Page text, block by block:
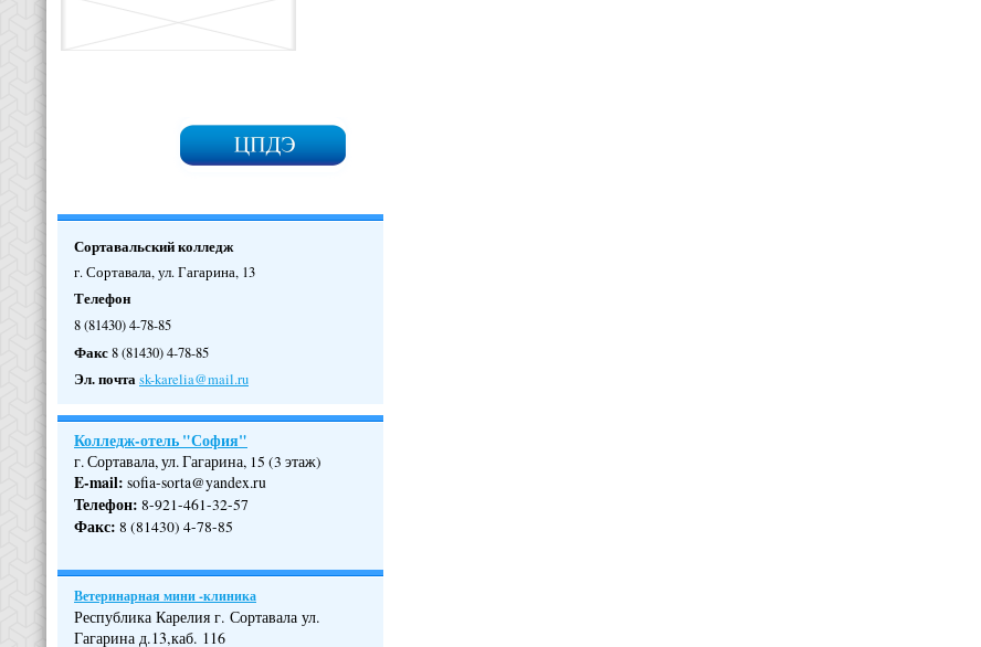
Сортавальский колледж
г. Сортавала, ул. Гагарина, 13
Телефон
8 (81430) 4-78-85
Факс8 (81430) 4-78-85
Эл. почтаsk-karelia@mail.ru
Колледж-отель "София"
г. Сортавала, ул. Гагарина, 15 (3 этаж)
E-mail: sofia-sorta@yandex.ru
Телефон: 8-921-461-32-57
Факс: 8 (81430) 4-78-85
Ветеринарная мини -клиника
Республика Карелия г. Сортавала ул.
Гагарина д.13,каб. 116